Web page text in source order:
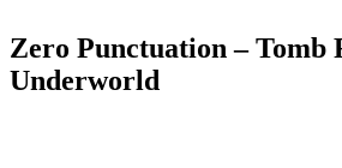
Zero Punctuation – Tomb
Underworld